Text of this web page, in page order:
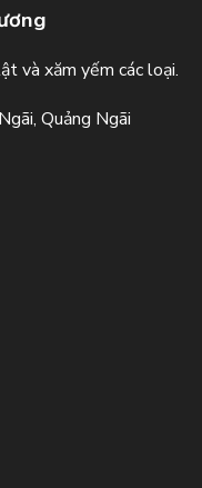
và xăm yếm các loại.
Quảng Ngãi